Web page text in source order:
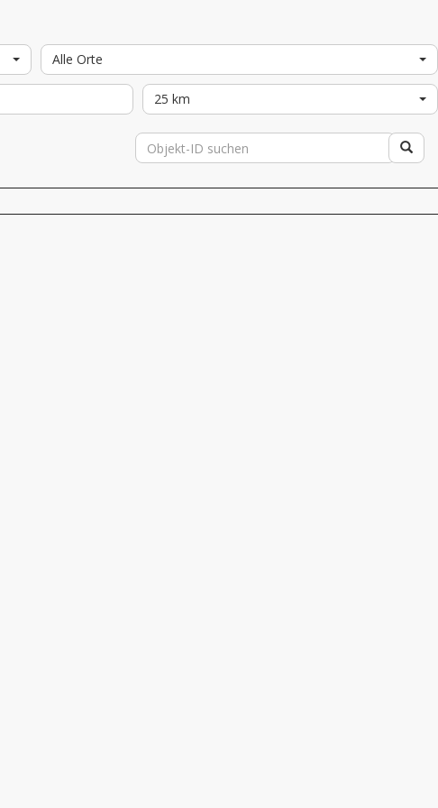
Alle Orte
25 km